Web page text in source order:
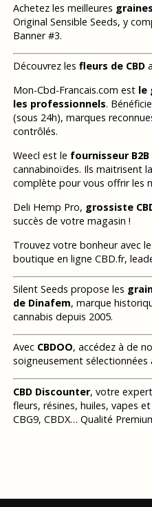
Achetez les meilleures
Original Sensible Seeds, y
Banner #3.
Découvrez les fleurs de CBD
Mon-Cbd-Francais.com est le
les professionnels.
(sous 24h), marques
contrôlés.
Weecl est le fournisseur
cannabinoïdes. Ils maitrisent
complète pour vous offrir les
Deli Hemp Pro, grossiste
succès de votre magasin !
Trouvez votre bonheur avec
boutique en ligne CBD.fr,
Silent Seeds propose les
de Dinafem, marque
cannabis depuis 2005.
Avec CBDOO, accédez à de
soigneusement sélectionnées
CBD Discounter, votre
fleurs, résines, huiles, vapes
CBG9, CBDX… Qualité